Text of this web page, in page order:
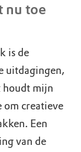
nu toe
is de
uitdagingen,
houdt mijn
om creatieve
Een
van de